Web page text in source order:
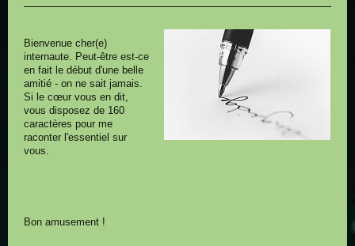
Bienvenue cher(e)
internaute. Peut-être est-ce
en fait le début d'une belle
amitié - on ne sait jamais.
Si le cœur vous en dit,
vous disposez de 160
caractères pour me
raconter l'essentiel sur
vous.
Bon amusement !